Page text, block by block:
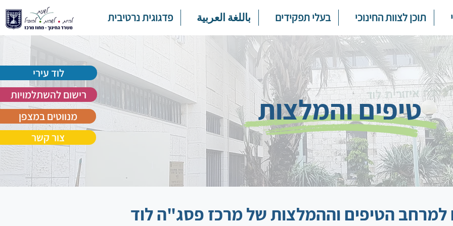
לוד עירי
רישום להשתלמויות
מנווטים במצפן
צור קשר
תוכן לצוות החינוכי בעלי תפקידים باللغة العربية פדגוגית נרטיבית
טיפים והמלצות
למרחב הטיפים וההמלצות של מרכז פסג"ה לוד